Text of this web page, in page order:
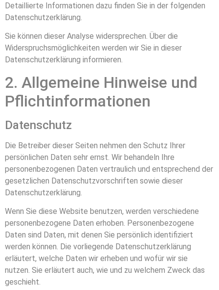
Detaillierte Informationen dazu finden Sie in der folgenden
Datenschutzerklärung.
Sie können dieser Analyse widersprechen. Über die
Widerspruchsmöglichkeiten werden wir Sie in dieser
Datenschutzerklärung informieren.
2. Allgemeine Hinweise und
Pflichtinformationen
Datenschutz
Die Betreiber dieser Seiten nehmen den Schutz Ihrer
persönlichen Daten sehr ernst. Wir behandeln Ihre
personenbezogenen Daten vertraulich und entsprechend der
gesetzlichen Datenschutzvorschriften sowie dieser
Datenschutzerklärung.
Wenn Sie diese Website benutzen, werden verschiedene
personenbezogene Daten erhoben. Personenbezogene
Daten sind Daten, mit denen Sie persönlich identifiziert
werden können. Die vorliegende Datenschutzerklärung
erläutert, welche Daten wir erheben und wofür wir sie
nutzen. Sie erläutert auch, wie und zu welchem Zweck das
geschieht.